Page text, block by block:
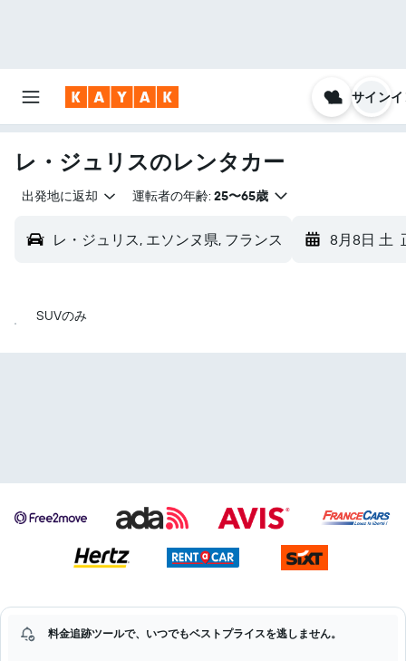
サイン
レ・ジュリス​のレンタカー
出発地に返却 運転者の年齢: 25〜65歳
レ・ジュリス, エソンヌ県, フランス 8月8日 土
SUVのみ
料金追跡ツールで、いつでもベストプライスを逃しません。